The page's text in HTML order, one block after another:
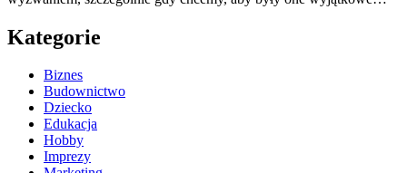
Kategorie
Biznes
Budownictwo
Dziecko
Edukacja
Hobby
Imprezy